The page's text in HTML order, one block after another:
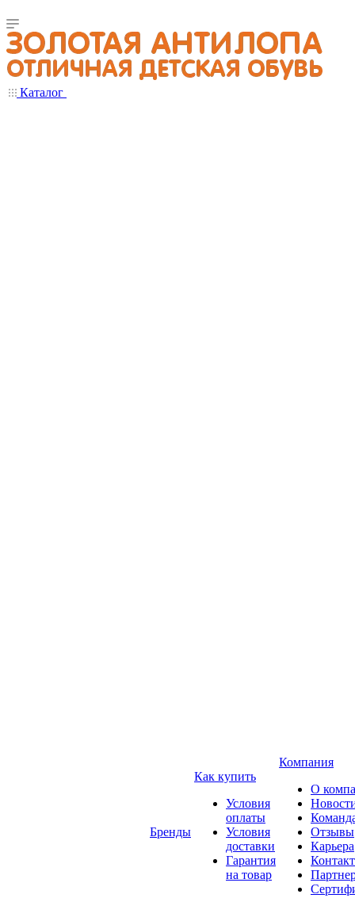
Каталог
Бренды
Как купить
Условия
оплаты
Условия
доставки
Гарантия
на товар
Компания
О
Отзывы
Карьера